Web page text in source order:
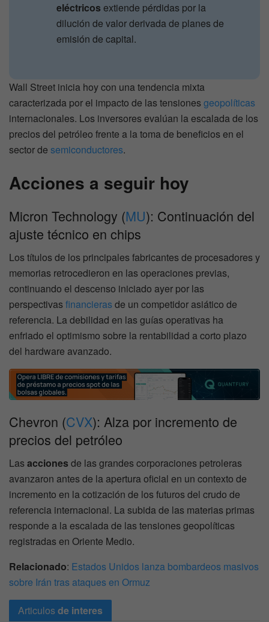
eléctricos extiende pérdidas por la
dilución de valor derivada de planes de
emisión de capital.
Wall Street inicia hoy con una tendencia mixta
caracterizada por el impacto de las tensionesgeopolíticas
internacionales. Los inversores evalúan la escalada de los
precios del petróleo frente a la toma de beneficios en el
sector de semiconductores.
Acciones a seguir hoy
Micron Technology (MU): Continuación del
ajuste técnico en chips
Los títulos de los principales fabricantes de procesadores y
memorias retrocedieron en las operaciones previas,
continuando el descenso iniciado ayer por las
perspectivasfinancierasde un competidor asiático de
referencia. La debilidad en las guías operativas ha
enfriado el optimismo sobre la rentabilidad a corto plazo
del hardware avanzado.
Chevron (CVX): Alza por incremento de
precios del petróleo
Lasacciones de las grandes corporaciones petroleras
avanzaron antes de la apertura oficial en un contexto de
incremento en la cotización de los futuros del crudo de
referencia internacional. La subida de las materias primas
responde a la escalada de las tensiones geopolíticas
registradas en Oriente Medio.
Relacionado: Estados Unidos lanza bombardeos masivos
sobre Irán tras ataques en Ormuz
Articulosde interes